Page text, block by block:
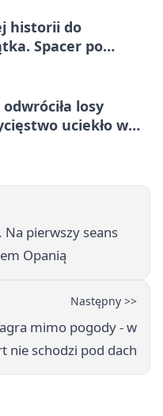
historii do
Spacer po
losy
uciekło w
pierwszy seans
Opanią
Następny >>
mimo pogody - w
nie schodzi pod dach